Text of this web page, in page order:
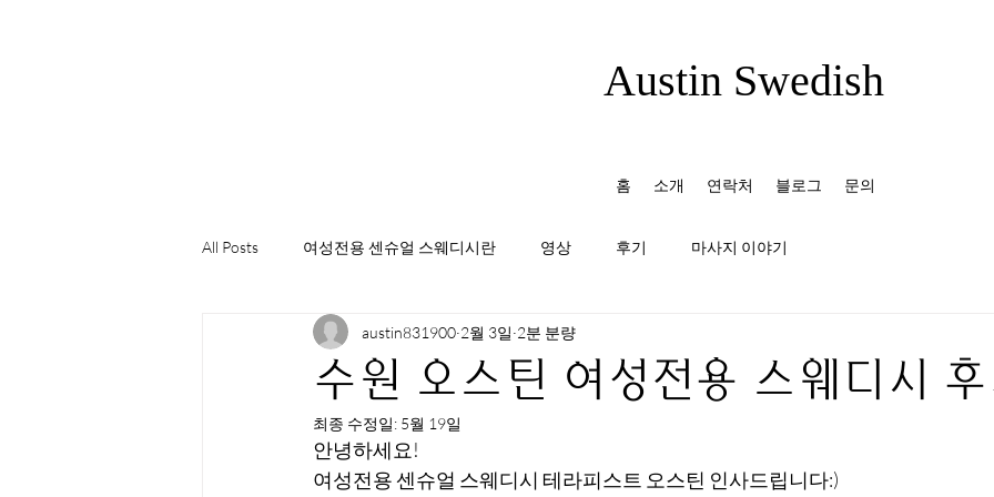
Austin Swedish
홈 소개 연락처 블로그 문의
All Posts 여성전용 센슈얼 스웨디시란 영상 후기 마사지 이야기
수원 오스틴 여성전용 스웨디시
austin831900 2월 3일 2분 분량
최종 수정일: 5월 19일
안녕하세요!
여성전용 센슈얼 스웨디시 테라피스트 오스틴 인사드립니다:)